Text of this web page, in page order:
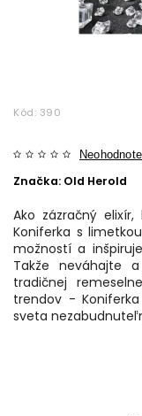
Kód: 390
Značka: Old Herold
Ako zázračný
Koniferka s
možností a
Takže neváhajte
tradičnej
trendov -
sveta